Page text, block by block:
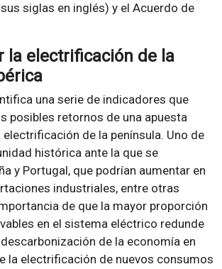
siglas en inglés) y el Acuerdo de
la electrificación de la
una serie de indicadores que
posibles retornos de una apuesta
de la península. Uno de
histórica ante la que se
y Portugal, que podrían aumentar en
industriales, entre otras
de que la mayor proporción
en el sistema eléctrico redunde
de la economía en
la electrificación de nuevos consumos